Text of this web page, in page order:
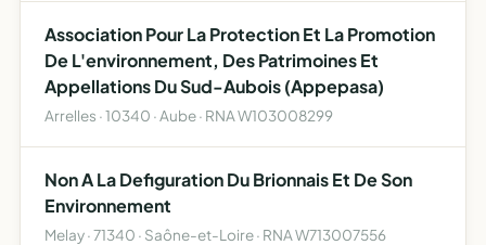
Association Pour La Protection Et La Promotion
De L'environnement, Des Patrimoines Et
Appellations Du Sud-Aubois (Appepasa)
Arrelles · 10340 · Aube · RNA W103008299
Non A La Defiguration Du Brionnais Et De Son
Environnement
Melay · 71340 · Saône-et-Loire · RNA W713007556